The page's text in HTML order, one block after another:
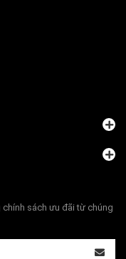
sách ưu đãi từ chúng